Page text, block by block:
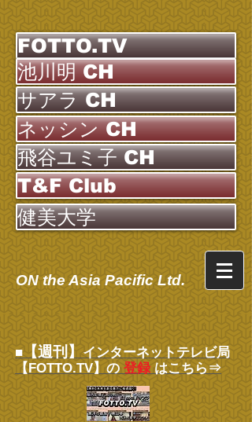
FOTTO.TV
池川明 CH
サアラ CH
ネッシン CH
飛谷ユミ子 CH
T&F Club
健美大学
ON the Asia Pacific Ltd.
■ 【週刊】
インターネットテレビ局
【FOTTO.TV】の 登録 はこちら⇒